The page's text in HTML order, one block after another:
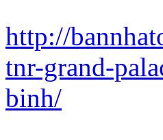
http://
tnr-grand-
binh/